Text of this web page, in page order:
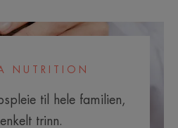
NUTRITION
til hele familien,
trinn.